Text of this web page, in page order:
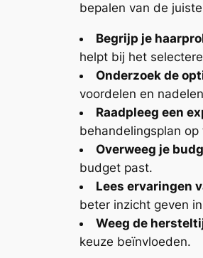
bepalen van de
Begrijp je
helpt bij het
Onderzoek de
voordelen en
Raadpleeg een
behandelingsplan op
Overweeg je
budget past.
Lees ervaringen
beter inzicht geven
Weeg de
keuze beïnvloeden.